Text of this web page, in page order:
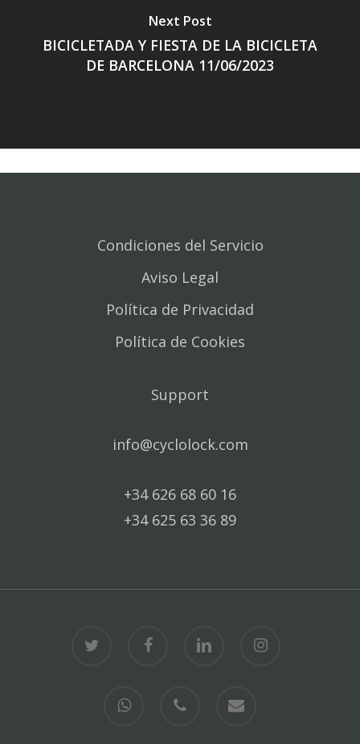
Next Post
BICICLETADA Y FIESTA DE LA BICICLETA
DE BARCELONA 11/06/2023
Condiciones del Servicio
Aviso Legal
Política de Privacidad
Política de Cookies
Support
info@cyclolock.com
+34 626 68 60 16
+34 625 63 36 89
facebook